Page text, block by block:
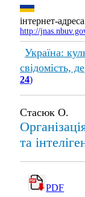
інтернет-
http://
Україна:
свідомість,
24)
Стасюк О.
та
PDF